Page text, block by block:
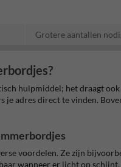
Grotere aantallen
hulpmiddel; het draagt
je adres direct te vinden.
voordelen. Ze zijn
wanneer er licht op